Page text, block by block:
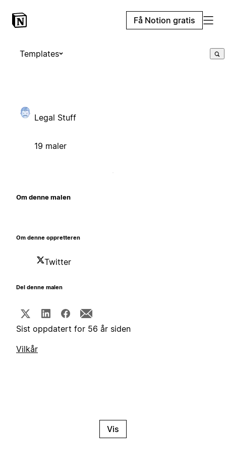
Få Notion gratis
Templates
Legal Stuff
19 maler
Om denne malen
Om denne oppretteren
Twitter
Del denne malen
Sist oppdatert for 56 år siden
Vilkår
Vis